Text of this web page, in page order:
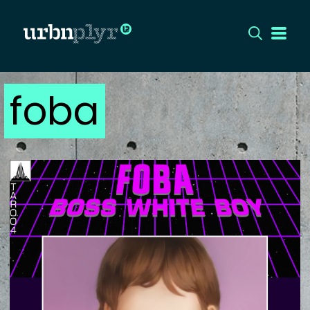
CÍMLAP
DIZÁJN
DIVAT
HIP
KULT
UTCA
foba